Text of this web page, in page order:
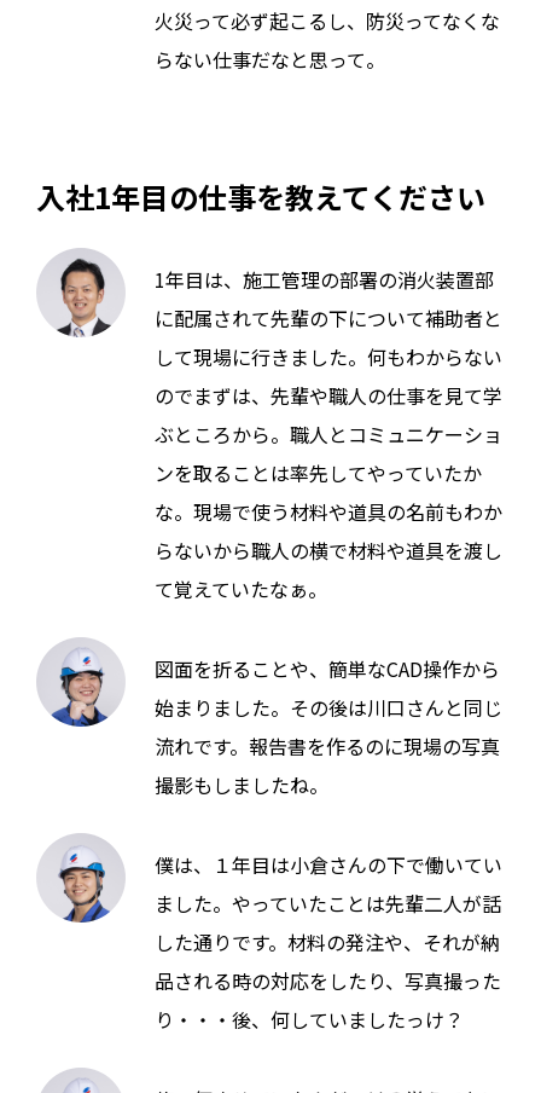
火災って必ず起こるし、防災ってなくな
らない仕事だなと思って。
入社1年目の仕事を教えてください
1年目は、施工管理の部署の消火装置部
に配属されて先輩の下について補助者と
して現場に行きました。何もわからない
のでまずは、先輩や職人の仕事を見て学
ぶところから。職人とコミュニケーショ
ンを取ることは率先してやっていたか
な。現場で使う材料や道具の名前もわか
らないから職人の横で材料や道具を渡し
て覚えていたなぁ。
図面を折ることや、簡単なCAD操作から
始まりました。その後は川口さんと同じ
流れです。報告書を作るのに現場の写真
撮影もしましたね。
僕は、１年目は小倉さんの下で働いてい
ました。やっていたことは先輩二人が話
した通りです。材料の発注や、それが納
品される時の対応をしたり、写真撮った
り・・・後、何していましたっけ？